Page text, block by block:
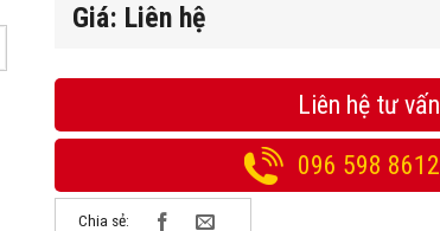
Giá: Liên hệ
Liên hệ tư vấn
096 598 8612
Chia sẻ: